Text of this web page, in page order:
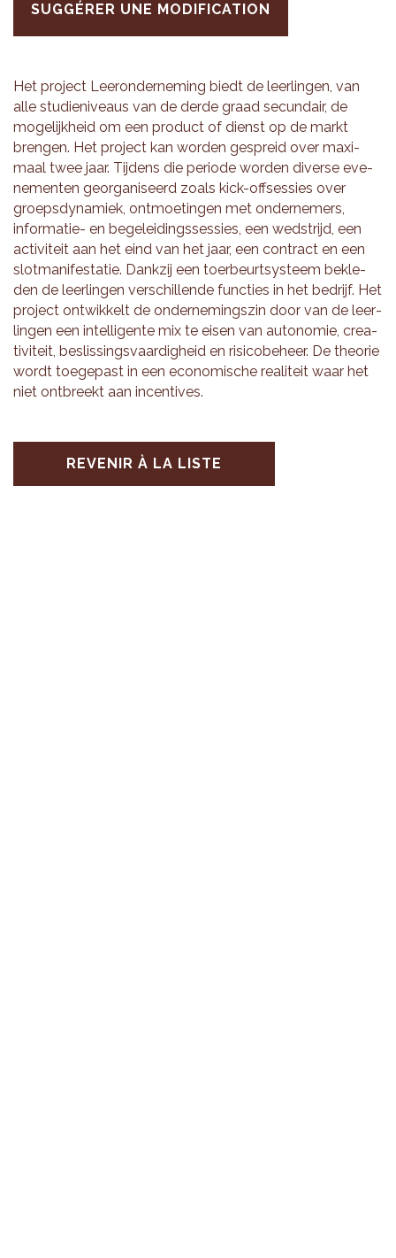
SUGGÉRER UNE MODIFICATION
Het pro­ject Lee­ron­der­ne­ming biedt de leer­lin­gen, van
alle stu­die­ni­veaus van de derde graad secun­dair, de
moge­lij­kheid om een pro­duct of dienst op de markt
bren­gen. Het pro­ject kan wor­den ges­preid over maxi­
maal twee jaar. Tij­dens die per­iode wor­den diverse eve­
ne­men­ten geor­ga­ni­seerd zoals kick-off­ses­sies over
groeps­dy­na­miek, ont­moe­tin­gen met onder­ne­mers,
infor­ma­tie- en bege­lei­ding­sses­sies, een wed­strijd, een
acti­vi­teit aan het eind van het jaar, een contract en een
slot­ma­ni­fes­ta­tie. Dank­zij een toer­beurt­sys­teem bek­le­
den de leer­lin­gen ver­schil­lende func­ties in het bedrijf. Het
pro­ject ont­wik­kelt de onder­ne­ming­szin door van de leer­
lin­gen een intel­li­gente mix te eisen van auto­no­mie, crea­
ti­vi­teit, bes­lis­sing­svaar­di­gheid en risi­co­be­heer. De theo­rie
wordt toe­ge­past in een eco­no­mische rea­li­teit waar het
niet ont­breekt aan incen­tives.
REVENIR À LA LISTE